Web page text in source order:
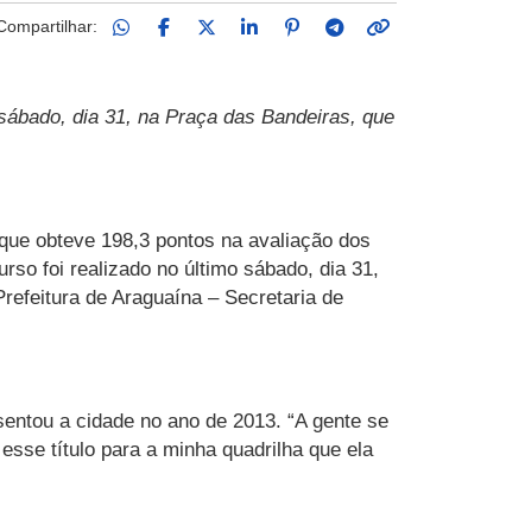
dia 31, na Praça das Bandeiras, que
obteve 198,3 pontos na avaliação dos
foi realizado no último sábado, dia 31,
de Araguaína – Secretaria de
a cidade no ano de 2013. “A gente se
título para a minha quadrilha que ela